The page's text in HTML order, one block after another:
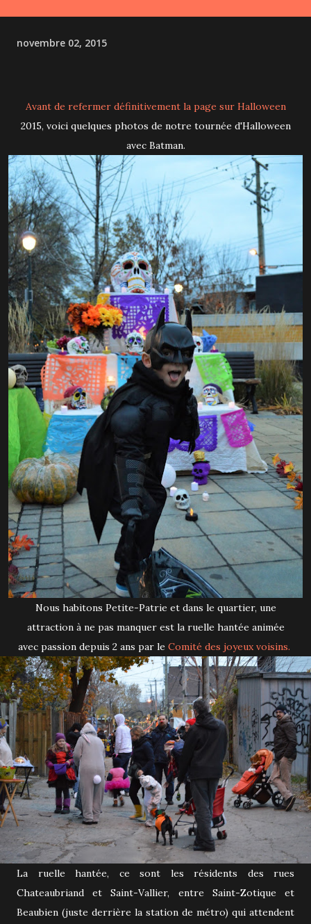
novembre 02, 2015
Avant de refermer définitivement la page sur Halloween
2015, voici quelques photos de notre tournée d'Halloween
avec Batman.
Nous habitons Petite-Patrie et dans le quartier, une
attraction à ne pas manquer est la ruelle hantée animée
avec passion depuis 2 ans par le Comité des joyeux voisins.
La ruelle hantée, ce sont les résidents des rues
Chateaubriand et Saint-Vallier, entre Saint-Zotique et
Beaubien (juste derrière la station de métro) qui attendent